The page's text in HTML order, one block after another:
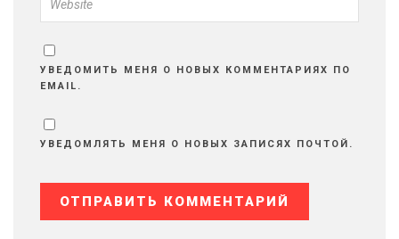
УВЕДОМИТЬ МЕНЯ О НОВЫХ КОММЕНТАРИЯХ ПО
EMAIL.
УВЕДОМЛЯТЬ МЕНЯ О НОВЫХ ЗАПИСЯХ ПОЧТОЙ.